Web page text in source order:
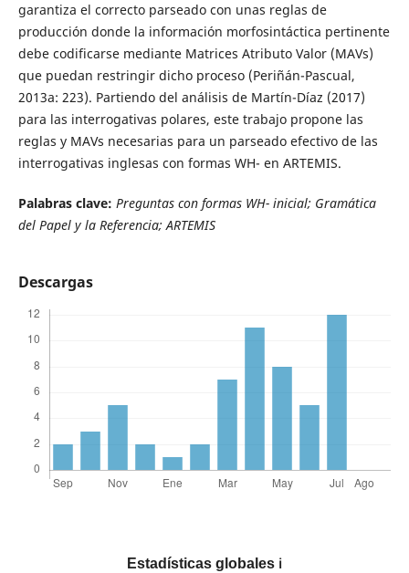
garantiza el correcto parseado con unas reglas de
producción donde la información morfosintáctica pertinente
debe codificarse mediante Matrices Atributo Valor (MAVs)
que puedan restringir dicho proceso (Periñán-Pascual,
2013a: 223). Partiendo del análisis de Martín-Díaz (2017)
para las interrogativas polares, este trabajo propone las
reglas y MAVs necesarias para un parseado efectivo de las
interrogativas inglesas con formas WH- en ARTEMIS.
Palabras clave: Preguntas con formas WH- inicial; Gramática
del Papel y la Referencia; ARTEMIS
Descargas
Estadísticas globales ℹ️